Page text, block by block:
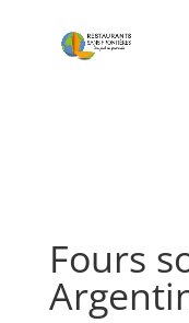
Fours